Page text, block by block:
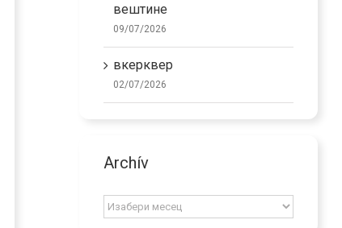
вештине
09/07/2026
вкерквер
02/07/2026
Archív
Archív